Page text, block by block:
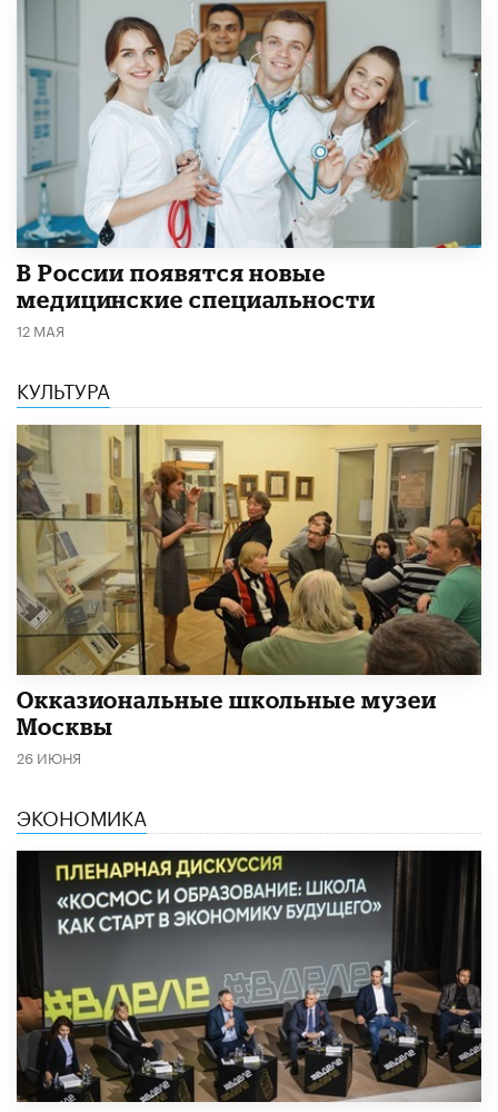
В России появятся новые
медицинские специальности
12 МАЯ
КУЛЬТУРА
​Окказиональные школьные музеи
Москвы
26 ИЮНЯ
ЭКОНОМИКА